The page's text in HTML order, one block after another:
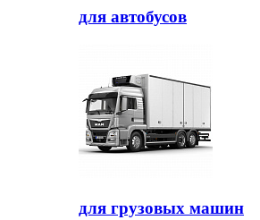
для автобусов
для грузовых машин